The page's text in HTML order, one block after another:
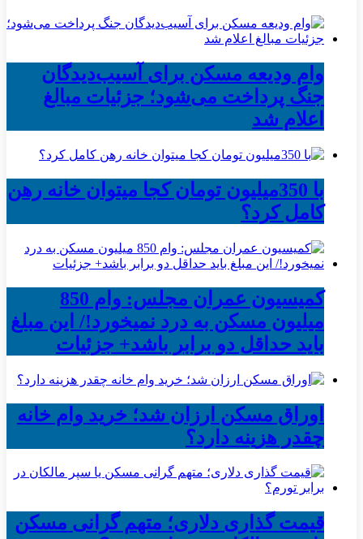
وام ودیعه مسکن برای آسیب‌دیدگان
جنگ پرداخت می‌شود؛ جزئیات مبالغ
اعلام شد
با 350میلیون تومان کجا میتوان خانه رهن
کامل کرد؟
کمیسیون عمران مجلس: وام 850
میلیون مسکن به درد نمیخورد!/ این مبلغ
باید حداقل دو برابر باشد+ جزئیات
اوراق مسکن ارزان شد؛ خرید وام خانه
چقدر هزینه دارد؟
قیمت گذاری دلاری؛ متهم گرانی مسکن